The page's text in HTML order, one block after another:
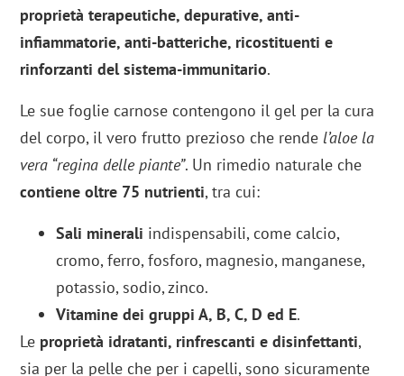
proprietà terapeutiche, depurative, anti-
infiammatorie, anti-batteriche, ricostituenti e
rinforzanti del sistema-immunitario.
Le sue foglie carnose contengono il gel per la cura
del corpo, il vero frutto prezioso che rende l’aloe la
vera “regina delle piante”. Un rimedio naturale che
contiene oltre 75 nutrienti, tra cui:
Sali minerali indispensabili, come calcio,
cromo, ferro, fosforo, magnesio, manganese,
potassio, sodio, zinco.
Vitamine dei gruppi A, B, C, D ed E.
Le proprietà idratanti, rinfrescanti e disinfettanti,
sia per la pelle che per i capelli, sono sicuramente